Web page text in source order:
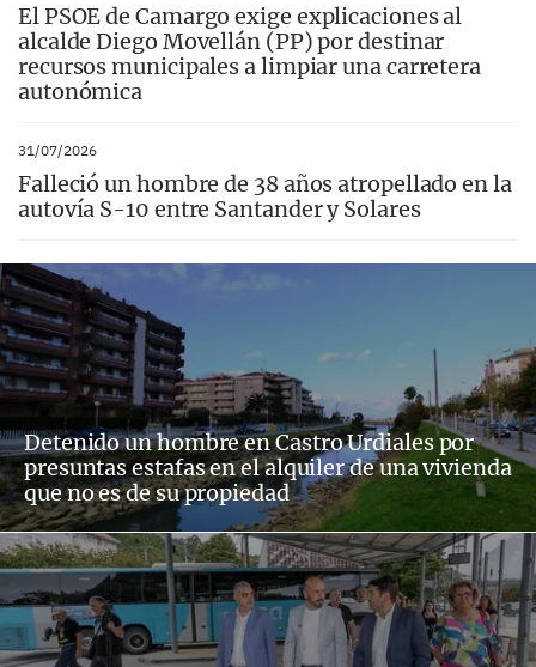
El PSOE de Camargo exige explicaciones al
alcalde Diego Movellán (PP) por destinar
recursos municipales a limpiar una carretera
autonómica
31/07/2026
Falleció un hombre de 38 años atropellado en la
autovía S-10 entre Santander y Solares
Detenido un hombre en Castro Urdiales por
presuntas estafas en el alquiler de una vivienda
que no es de su propiedad